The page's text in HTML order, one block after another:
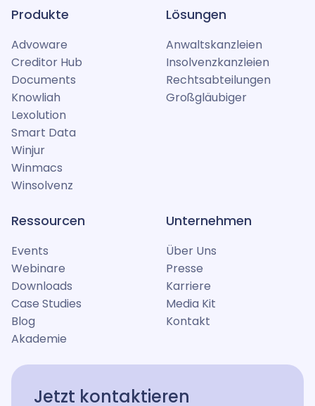
Produkte
Advoware
Creditor Hub
Documents
Knowliah
Lexolution
Smart Data
Winjur
Winmacs
Winsolvenz
Lösungen
Anwaltskanzleien
Insolvenzkanzleien
Rechtsabteilungen
Großgläubiger
Ressourcen
Events
Webinare
Downloads
Case Studies
Blog
Akademie
Unternehmen
Über Uns
Presse
Karriere
Media Kit
Kontakt
Jetzt kontaktieren